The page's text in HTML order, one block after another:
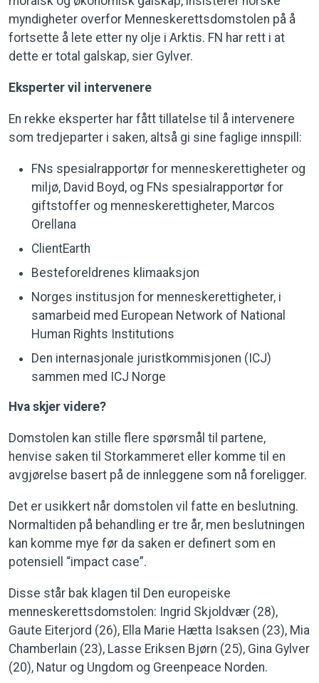
myndigheter overfor Menneskerettsdomstolen på å
fortsette å lete etter ny olje i Arktis. FN har rett i at
dette er total galskap, sier Gylver.
Eksperter vil intervenere
En rekke eksperter har fått tillatelse til å intervenere
som tredjeparter i saken, altså gi sine faglige innspill:
FNs spesialrapportør for menneskerettigheter og
miljø, David Boyd, og FNs spesialrapportør for
giftstoffer og menneskerettigheter, Marcos
Orellana
ClientEarth
Besteforeldrenes klimaaksjon
Norges institusjon for menneskerettigheter, i
samarbeid med European Network of National
Human Rights Institutions
Den internasjonale juristkommisjonen (ICJ)
sammen med ICJ Norge
Hva skjer videre?
Domstolen kan stille flere spørsmål til partene,
henvise saken til Storkammeret eller komme til en
avgjørelse basert på de innleggene som nå foreligger.
Det er usikkert når domstolen vil fatte en beslutning.
Normaltiden på behandling er tre år, men beslutningen
kan komme mye før da saken er definert som en
potensiell “impact case”.
Disse står bak klagen til Den europeiske
menneskerettsdomstolen: Ingrid Skjoldvær (28),
Gaute Eiterjord (26), Ella Marie Hætta Isaksen (23), Mia
Chamberlain (23), Lasse Eriksen Bjørn (25), Gina Gylver
(20), Natur og Ungdom og Greenpeace Norden.